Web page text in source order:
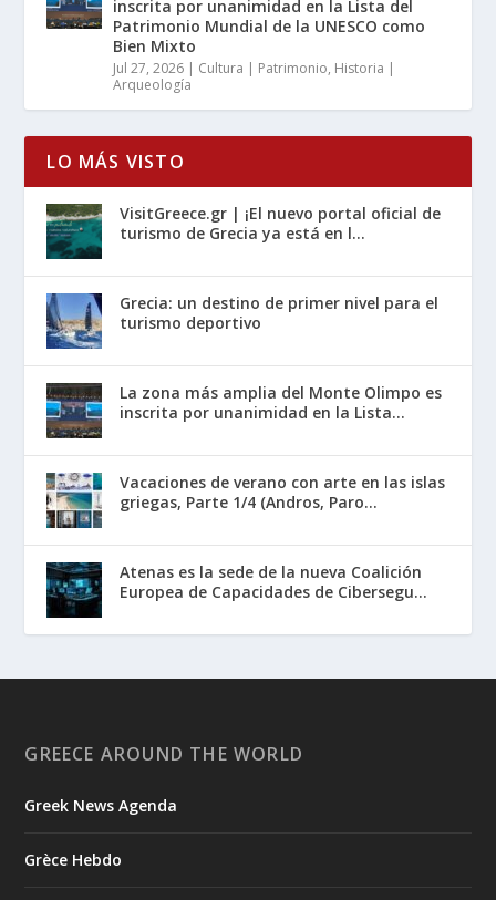
inscrita por unanimidad en la Lista del
Patrimonio Mundial de la UNESCO como
Bien Mixto
Jul 27, 2026 | Cultura | Patrimonio, Historia |
Arqueología
LO MÁS VISTO
VisitGreece.gr | ¡El nuevo portal oficial de
turismo de Grecia ya está en l...
Grecia: un destino de primer nivel para el
turismo deportivo
La zona más amplia del Monte Olimpo es
inscrita por unanimidad en la Lista...
Vacaciones de verano con arte en las islas
griegas, Parte 1/4 (Andros, Paro...
Atenas es la sede de la nueva Coalición
Europea de Capacidades de Cibersegu...
GREECE AROUND THE WORLD
Greek News Agenda
Grèce Hebdo